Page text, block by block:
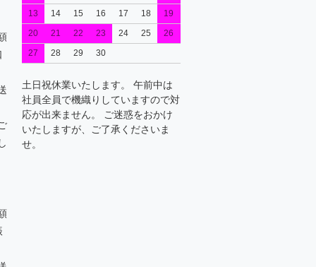
13
14 15 16 17 18
19
20
21 22 23 24 25
26
27
28 29 30
土日祝休業いたします。 午前中は
社員全員で機織りしていますので対
応が出来ません。 ご迷惑をおかけ
いたしますが、ご了承くださいま
せ。